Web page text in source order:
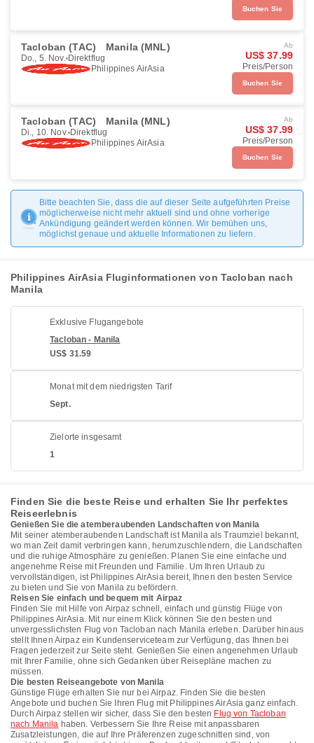
Buchen Sie
Tacloban (TAC) Manila (MNL)
Do., 5. Nov. Direktflug
Philippines AirAsia
Ab
US$ 37.99
Preis/Person
Buchen Sie
Tacloban (TAC) Manila (MNL)
Di., 10. Nov. Direktflug
Philippines AirAsia
Ab
US$ 37.99
Preis/Person
Buchen Sie
Bitte beachten Sie, dass die auf dieser Seite aufgeführten Preise
möglicherweise nicht mehr aktuell sind und ohne vorherige
Ankündigung geändert werden können. Wir bemühen uns,
möglichst genaue und aktuelle Informationen zu liefern.
Philippines AirAsia Fluginformationen von Tacloban nach
Manila
Exklusive Flugangebote
Tacloban - Manila
US$ 31.59
Monat mit dem niedrigsten Tarif
Sept.
Zielorte insgesamt
1
Finden Sie die beste Reise und erhalten Sie Ihr perfektes
Reiseerlebnis
Genießen Sie die atemberaubenden Landschaften von Manila
Mit seiner atemberaubenden Landschaft ist Manila als Traumziel bekannt,
wo man Zeit damit verbringen kann, herumzuschlendern, die Landschaften
und die ruhige Atmosphäre zu genießen. Planen Sie eine einfache und
angenehme Reise mit Freunden und Familie. Um Ihren Urlaub zu
vervollständigen, ist Philippines AirAsia bereit, Ihnen den besten Service
zu bieten und Sie von Manila zu befördern.
Reisen Sie einfach und bequem mit Airpaz
Finden Sie mit Hilfe von Airpaz schnell, einfach und günstig Flüge von
Philippines AirAsia. Mit nur einem Klick können Sie den besten und
unvergesslichsten Flug von Tacloban nach Manila erleben. Darüber hinaus
stellt Ihnen Airpaz ein Kundenserviceteam zur Verfügung, das Ihnen bei
Fragen jederzeit zur Seite steht. Genießen Sie einen angenehmen Urlaub
mit Ihrer Familie, ohne sich Gedanken über Reisepläne machen zu
müssen.
Die besten Reiseangebote von Manila
Günstige Flüge erhalten Sie nur bei Airpaz. Finden Sie die besten
Angebote und buchen Sie Ihren Flug mit Philippines AirAsia ganz einfach.
Durch Airpaz stellen wir sicher, dass Sie den besten Flug von Tacloban
nach Manila haben. Verbessern Sie Ihre Reise mit anpassbaren
Zusatzleistungen, die auf Ihre Präferenzen zugeschnitten sind, von